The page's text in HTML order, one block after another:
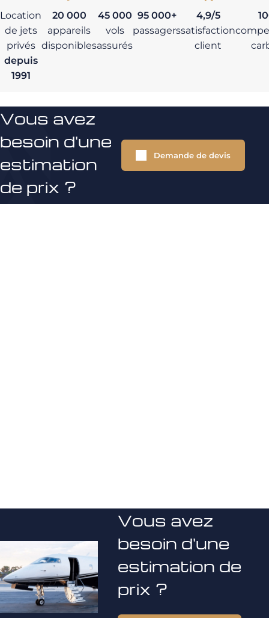
Location
de jets
privés
depuis
1991
20 000
appareils
disponibles
45 000
vols
assurés
95 000+
passagers
4,9/5
satisfaction
client
Vous avez
besoin d'une
estimation
de prix ?
Demande de devis
Vous avez
besoin d'une
estimation de
prix ?